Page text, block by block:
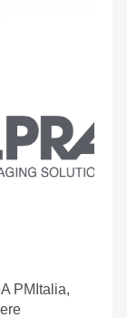
PMItalia,